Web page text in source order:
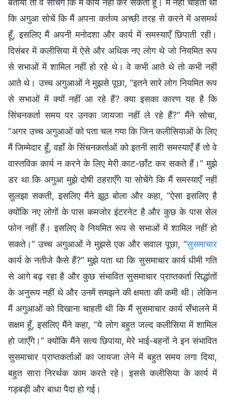
कि अगुआ सोचें कि मैं अपना कर्तव्य अच्छी तरह से करने में असमर्थ
हूँ, इसलिए मैं अपनी मनोदशा और कार्य में समस्याएँ छिपाती रही।
दिसंबर में कलीसिया में ऐसे और अधिक नए लोग थे जो नियमित रूप
से सभाओं में शामिल नहीं हो रहे थे। वे कभी आते थे तो कभी नहीं
आते थे। उच्च अगुआओं ने मुझसे पूछा, “इतने सारे लोग नियमित रूप
से सभाओं में क्यों नहीं आ रहे हैं? क्या इसका कारण यह है कि
सिंचनकर्ता समय पर उनका जायजा नहीं ले रहे हैं?” मैंने सोचा,
“अगर उच्च अगुआओं को पता चल गया कि जिन कलीसियाओं के लिए
मैं जिम्मेदार हूँ, वहाँ के सिंचनकर्ताओं को इतनी सारी समस्याएँ हैं तो वे
वास्तविक कार्य न करने के लिए मेरी काट-छाँट कर सकते हैं।” मुझे
डर था कि अगुआ मुझे दोषी ठहराएँगे या सोचेंगे कि मैं समस्याएँ नहीं
सुलझा सकती, इसलिए मैंने झूठ बोला और कहा, “ऐसा इसलिए है
क्योंकि नए लोगों के पास कमजोर इंटरनेट है और कुछ के पास सेल
फोन नहीं हैं। इसलिए वे नियमित रूप से सभाओं में शामिल नहीं हो
सकते।” उच्च अगुआओं ने मुझसे एक और सवाल पूछा, “सुसमाचार
कार्य के नतीजे कैसे हैं?” मुझे पता था कि सुसमाचार कार्य धीमी गति
से आगे बढ़ रहा है और कुछ संभावित सुसमाचार प्राप्तकर्ता सिद्धांतों
के अनुरूप नहीं थे और उनमें समझने की क्षमता की कमी थी। लेकिन
मैं अगुआओं को दिखाना चाहती थी कि मैं सुसमाचार कार्य सँभालने में
सक्षम हूँ, इसलिए मैंने कहा, “ये लोग बहुत जल्द कलीसिया में शामिल
हो जाएँगे।” क्योंकि मैंने सत्य छिपाया, मेरे भाई-बहनों ने इन संभावित
सुसमाचार प्राप्तकर्ताओं का जायजा लेने में बहुत समय लगा दिया,
बहुत सारा निरर्थक काम करते रहे। इससे कलीसिया के कार्य में
गड़बड़ी और बाधा पैदा हो गई।